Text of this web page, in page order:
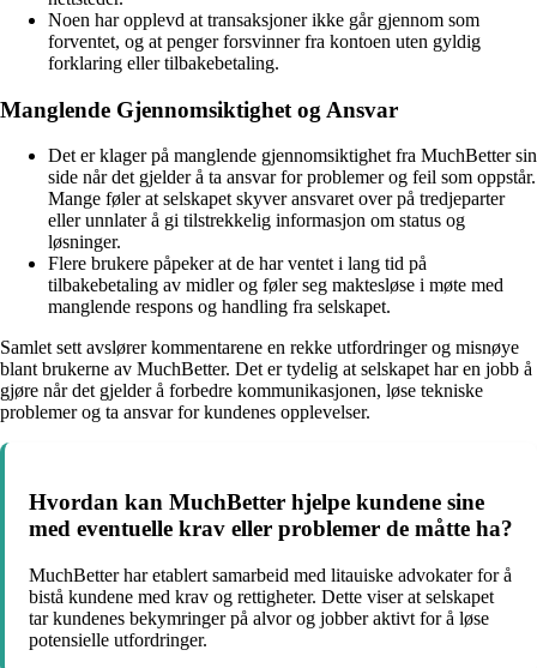
Noen har opplevd at transaksjoner ikke går gjennom som
forventet, og at penger forsvinner fra kontoen uten gyldig
forklaring eller tilbakebetaling.
Manglende Gjennomsiktighet og Ansvar
Det er klager på manglende gjennomsiktighet fra MuchBetter sin
side når det gjelder å ta ansvar for problemer og feil som oppstår.
Mange føler at selskapet skyver ansvaret over på tredjeparter
eller unnlater å gi tilstrekkelig informasjon om status og
løsninger.
Flere brukere påpeker at de har ventet i lang tid på
tilbakebetaling av midler og føler seg maktesløse i møte med
manglende respons og handling fra selskapet.
Samlet sett avslører kommentarene en rekke utfordringer og misnøye
blant brukerne av MuchBetter. Det er tydelig at selskapet har en jobb å
gjøre når det gjelder å forbedre kommunikasjonen, løse tekniske
problemer og ta ansvar for kundenes opplevelser.
Hvordan kan MuchBetter hjelpe kundene sine
med eventuelle krav eller problemer de måtte ha?
MuchBetter har etablert samarbeid med litauiske advokater for å
bistå kundene med krav og rettigheter. Dette viser at selskapet
tar kundenes bekymringer på alvor og jobber aktivt for å løse
potensielle utfordringer.